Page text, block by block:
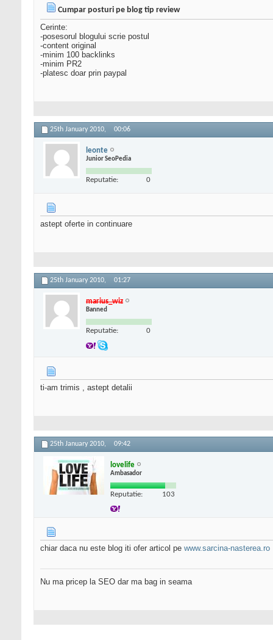
Cumpar posturi pe blog tip review
Cerinte:
-posesorul blogului scrie postul
-content original
-minim 100 backlinks
-minim PR2
-platesc doar prin paypal
25th January 2010, 00:06
leonte
Junior SeoPedia
Reputatie: 0
astept oferte in continuare
25th January 2010, 01:27
marius_wiz
Banned
Reputatie: 0
ti-am trimis , astept detalii
25th January 2010, 09:42
lovelife
Ambasador
Reputatie: 103
chiar daca nu este blog iti ofer articol pe www.sarcina-nasterea.ro
Nu ma pricep la SEO dar ma bag in seama